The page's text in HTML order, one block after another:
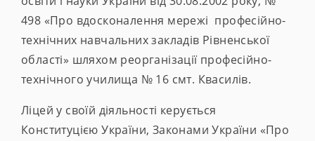
498 «Про вдосконалення мережі професійно-
технічних навчальних закладів Рівненської
області» шляхом реорганізації професійно-
технічного училища № 16 смт. Квасилів.
Ліцей у своїй діяльності керується
Конституцією України, Законами України «Про